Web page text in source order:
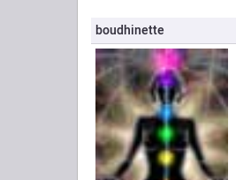
boudhinette